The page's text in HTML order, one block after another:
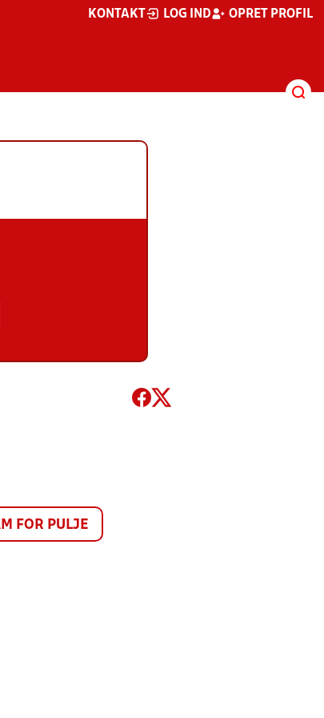
KONTAKT LOG IND OPRET PROFIL
FOR PULJE